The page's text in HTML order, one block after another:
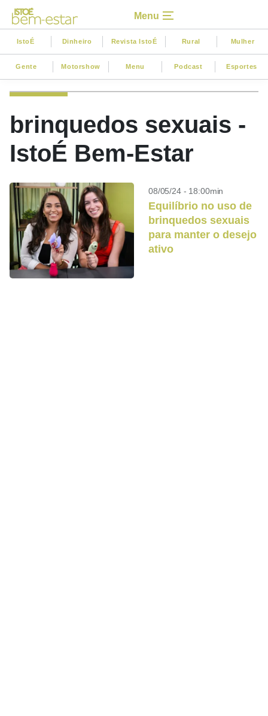
Menu
IstoÉ Dinheiro Revista IstoÉ Rural Mulher
Gente Motorshow Menu Podcast Esportes
brinquedos sexuais -
IstoÉ Bem-Estar
08/05/24 - 18:00min
Equilíbrio no uso de
brinquedos sexuais
para manter o desejo
ativo